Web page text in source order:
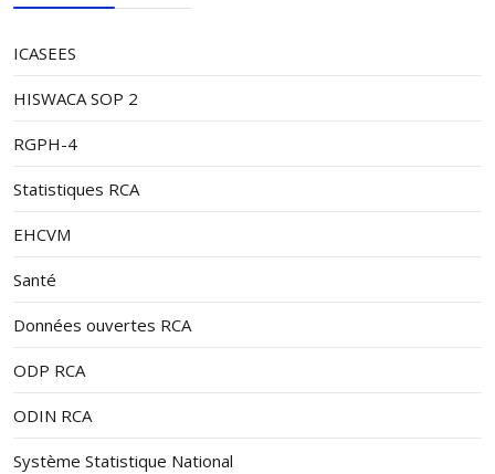
ICASEES
HISWACA SOP 2
RGPH-4
Statistiques RCA
EHCVM
Santé
Données ouvertes RCA
ODP RCA
ODIN RCA
Système Statistique National